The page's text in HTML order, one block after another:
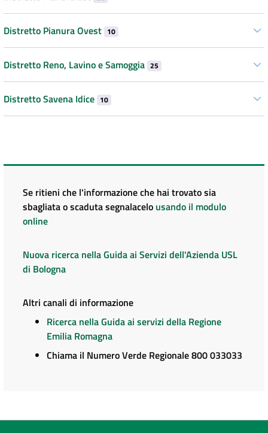
Distretto Pianura Ovest 10
Distretto Reno, Lavino e Samoggia 25
Distretto Savena Idice 10
Se ritieni che l'informazione che hai trovato sia
sbagliata o scaduta segnalacelo usando il modulo
online
Nuova ricerca nella Guida ai Servizi dell'Azienda USL
di Bologna
Altri canali di informazione
Ricerca nella Guida ai servizi della Regione
Emilia Romagna
Chiama il Numero Verde Regionale 800 033033